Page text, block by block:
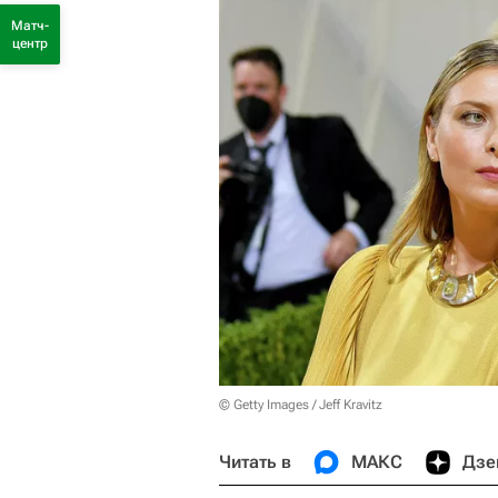
© Getty Images / Jeff Kravitz
Читать в МАКС
Матч-
центр